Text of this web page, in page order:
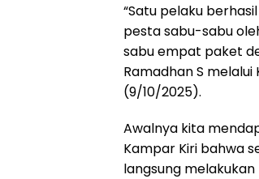
“Satu pelaku
pesta sabu-sabu
sabu empat paket
Ramadhan S melalui
(9/10/2025).
Awalnya kita
Kampar Kiri bahwa
langsung melakukan